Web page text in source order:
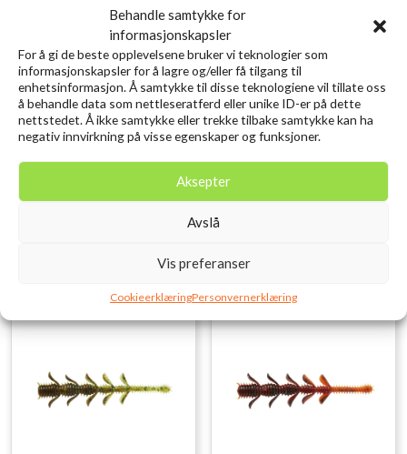
Behandle samtykke for
informasjonskapsler
For å gi de beste opplevelsene bruker vi teknologier som
informasjonskapsler for å lagre og/eller få tilgang til
enhetsinformasjon. Å samtykke til disse teknologiene vil tillate oss
å behandle data som nettleseratferd eller unike ID-er på dette
nettstedet. Å ikke samtykke eller trekke tilbake samtykke kan ha
negativ innvirkning på visse egenskaper og funksjoner.
Aksepter
Avslå
Vis preferanser
CookieerklæringPersonvernerklæring
SAVAGE GEAR Craft
Crawler 8.5CM 2.3G Holo
Baitfish 8PCS
SAVAGE GEAR 3D Needle Jig
9cm 20g Sinking
Needlefish PHP